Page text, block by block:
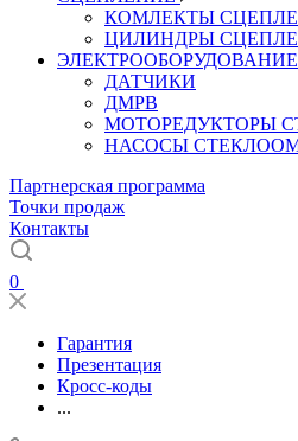
КОМЛЕКТЫ
ЦИЛИНДРЫ
ЭЛЕКТРООБОРУДОВАНИЕ
ДАТЧИКИ
ДМРВ
МОТОРЕДУКТОРЫ
НАСОСЫ
Партнерская программа
Точки продаж
Контакты
0
Гарантия
Презентация
Кросс-коды
...